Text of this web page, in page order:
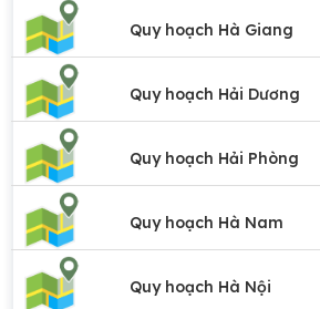
Quy hoạch Hà Giang
Quy hoạch Hải Dương
Quy hoạch Hải Phòng
Quy hoạch Hà Nam
Quy hoạch Hà Nội